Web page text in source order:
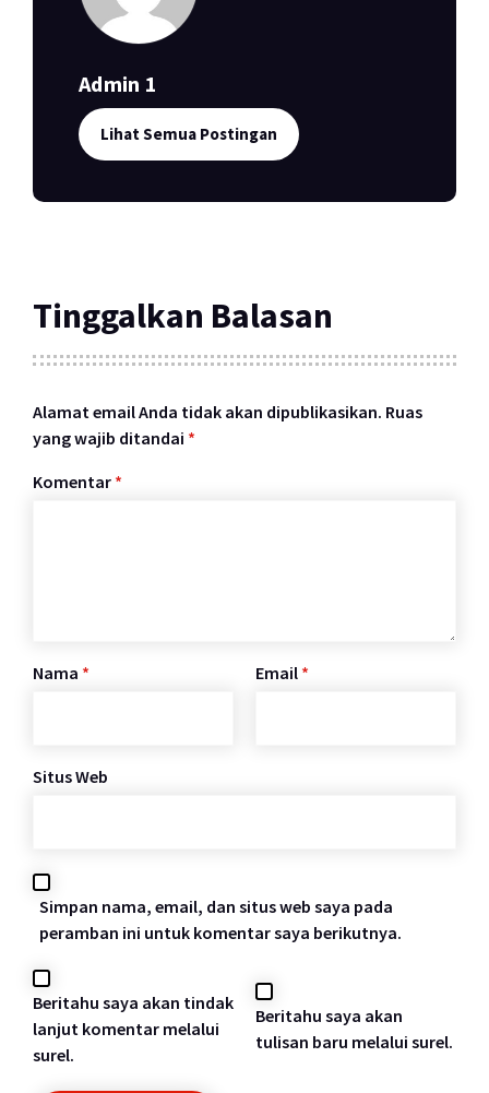
Admin 1
Lihat Semua Postingan
Tinggalkan Balasan
Alamat email Anda tidak akan dipublikasikan. Ruas
yang wajib ditandai *
Komentar *
Nama * Email *
Situs Web
Simpan nama, email, dan situs web saya pada
peramban ini untuk komentar saya berikutnya.
Beritahu saya akan tindak
lanjut komentar melalui
surel.
Beritahu saya akan
tulisan baru melalui surel.